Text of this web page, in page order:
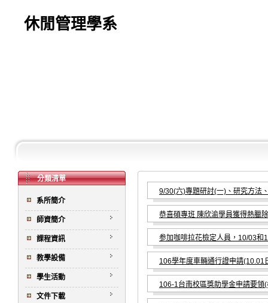
休閒管理學系
分類清單
系所簡介
師資簡介
課程資訊
教學設備
學生活動
文件下載
9/30(六)專題研討(一)、研究方法
恭喜碩專班 陳欣渝學員獲得熱臘
参加咖啡拉花檢定人員，10/03和
106學年度車輛通行證申請(10.01
106-1台南校區獎助學金申請要領